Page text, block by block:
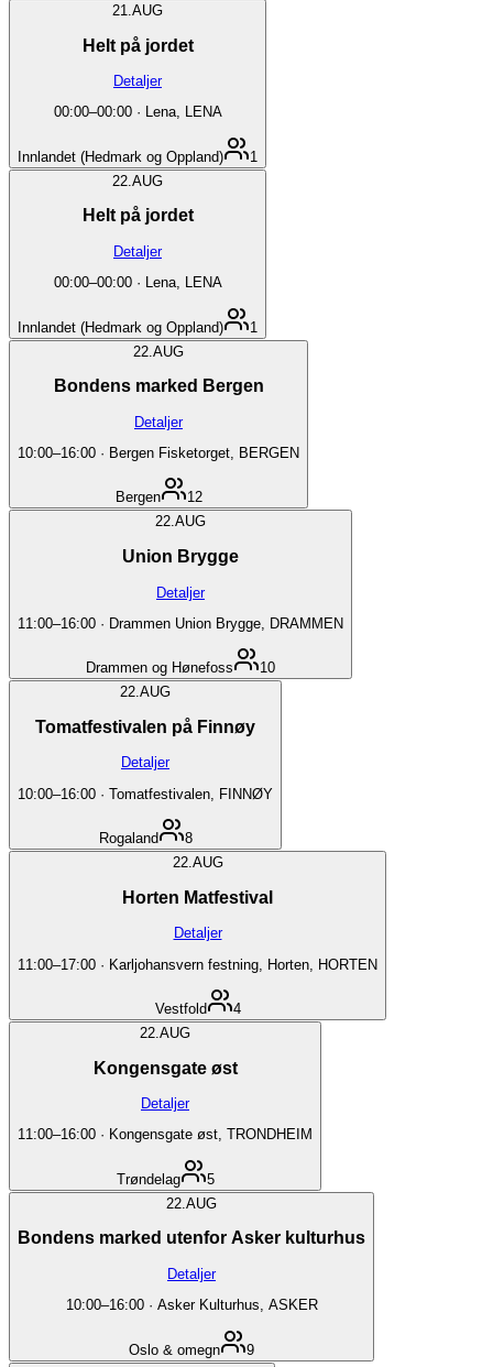
21. AUG
Helt på jordet
Detaljer
00:00–00:00· Lena, LENA
Innlandet (Hedmark og Oppland)
1
22. AUG
Helt på jordet
Detaljer
00:00–00:00· Lena, LENA
Innlandet (Hedmark og Oppland)
1
22. AUG
Bondens marked Bergen
Detaljer
10:00–16:00 · Bergen Fisketorget, BERGEN
Bergen
12
22.AUG
Union Brygge
Detaljer
11:00–16:00 · Drammen Union Brygge, DRAMMEN
Drammen og Hønefoss
10
22.AUG
Tomatfestivalen på Finnøy
Detaljer
10:00–16:00 · Tomatfestivalen, FINNØY
Rogaland
8
22.AUG
Horten Matfestival
Detaljer
11:00–17:00 · Karljohansvern festning, Horten, HORTEN
Vestfold
4
22. AUG
Kongensgate øst
Detaljer
11:00–16:00 · Kongensgate øst, TRONDHEIM
Trøndelag
5
22. AUG
Bondens marked utenfor Asker kulturhus
Detaljer
10:00–16:00· Asker Kulturhus, ASKER
Oslo & omegn
9